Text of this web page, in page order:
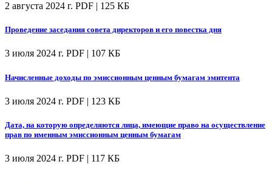
2 августа 2024 г. PDF | 125 КБ
Проведение заседания совета директоров и его повестка дня
3 июля 2024 г. PDF | 107 КБ
Начисленные доходы по эмиссионным ценным бумагам эмитента
3 июля 2024 г. PDF | 123 КБ
Дата, на которую определяются лица, имеющие право на осуществление
прав по именным эмиссионным ценным бумагам
3 июля 2024 г. PDF | 117 КБ